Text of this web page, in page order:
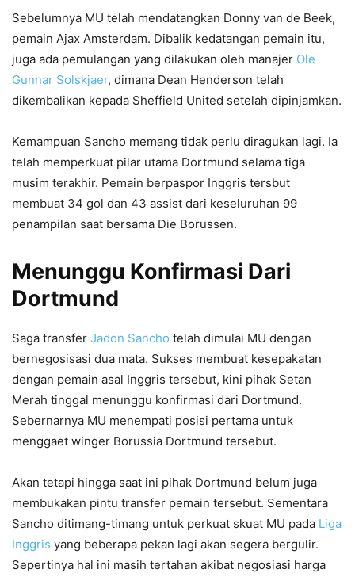
Sebelumnya MU telah mendatangkan Donny van de Beek,
pemain Ajax Amsterdam. Dibalik kedatangan pemain itu,
juga ada pemulangan yang dilakukan oleh manajer Ole
Gunnar Solskjaer, dimana Dean Henderson telah
dikembalikan kepada Sheffield United setelah dipinjamkan.
Kemampuan Sancho memang tidak perlu diragukan lagi. Ia
telah memperkuat pilar utama Dortmund selama tiga
musim terakhir. Pemain berpaspor Inggris tersbut
membuat 34 gol dan 43 assist dari keseluruhan 99
penampilan saat bersama Die Borussen.
Menunggu Konfirmasi Dari
Dortmund
Saga transfer Jadon Sancho telah dimulai MU dengan
bernegosisasi dua mata. Sukses membuat kesepakatan
dengan pemain asal Inggris tersebut, kini pihak Setan
Merah tinggal menunggu konfirmasi dari Dortmund.
Sebernarnya MU menempati posisi pertama untuk
menggaet winger Borussia Dortmund tersebut.
Akan tetapi hingga saat ini pihak Dortmund belum juga
membukakan pintu transfer pemain tersebut. Sementara
Sancho ditimang-timang untuk perkuat skuat MU pada Liga
Inggris yang beberapa pekan lagi akan segera bergulir.
Sepertinya hal ini masih tertahan akibat negosiasi harga